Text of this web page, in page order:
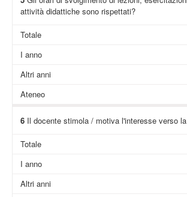
attività didattiche sono rispettati?
Totale
I anno
Altri anni
Ateneo
6Il docente stimola / motiva l'interesse verso
Totale
I anno
Altri anni